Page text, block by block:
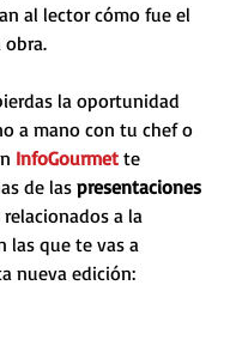
al lector cómo fue el
obra.
la oportunidad
a mano con tu chef o
InfoGourmet te
de las presentaciones
relacionados a la
las que te vas a
nueva edición: